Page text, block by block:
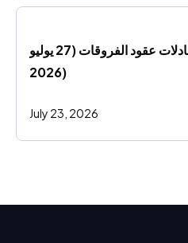
إشعار تعديل خاص لمبادلات عقود الفروقات (27 يوليو
2026)
July 23, 2026